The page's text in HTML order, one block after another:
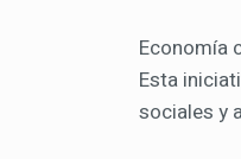
Economía
Esta
sociales y